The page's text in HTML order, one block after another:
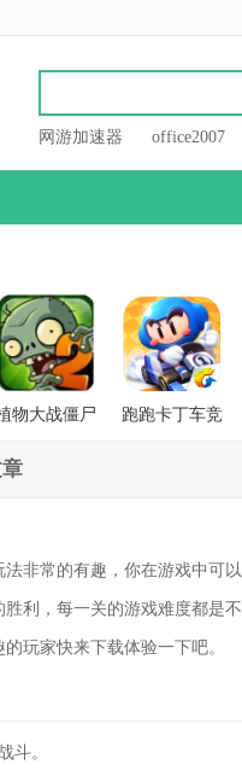
网游加速器 office2007
物大战僵尸
跑跑卡丁车竞
非常的有趣，你在游戏中可
利，每一关的游戏难度都是
玩家快来下载体验一下吧。
斗。